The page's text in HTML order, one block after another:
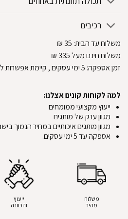
רכיבים
משלוח עד הבית:
₪
משלוח חינם מעל 335
₪
זמן אספקה: 5ימי עסקים, קיימת אפשרות
למה לקוחות קונים אצלנו:
ייעוץ מקצועי ממומחים
מגוון ענק של מותגים
מגוון מותגים איכותיים במחיר הנמוך
אספקה עד 5 ימי עסקים.
משלוח
מהיר
ייעוץ
והכוונה